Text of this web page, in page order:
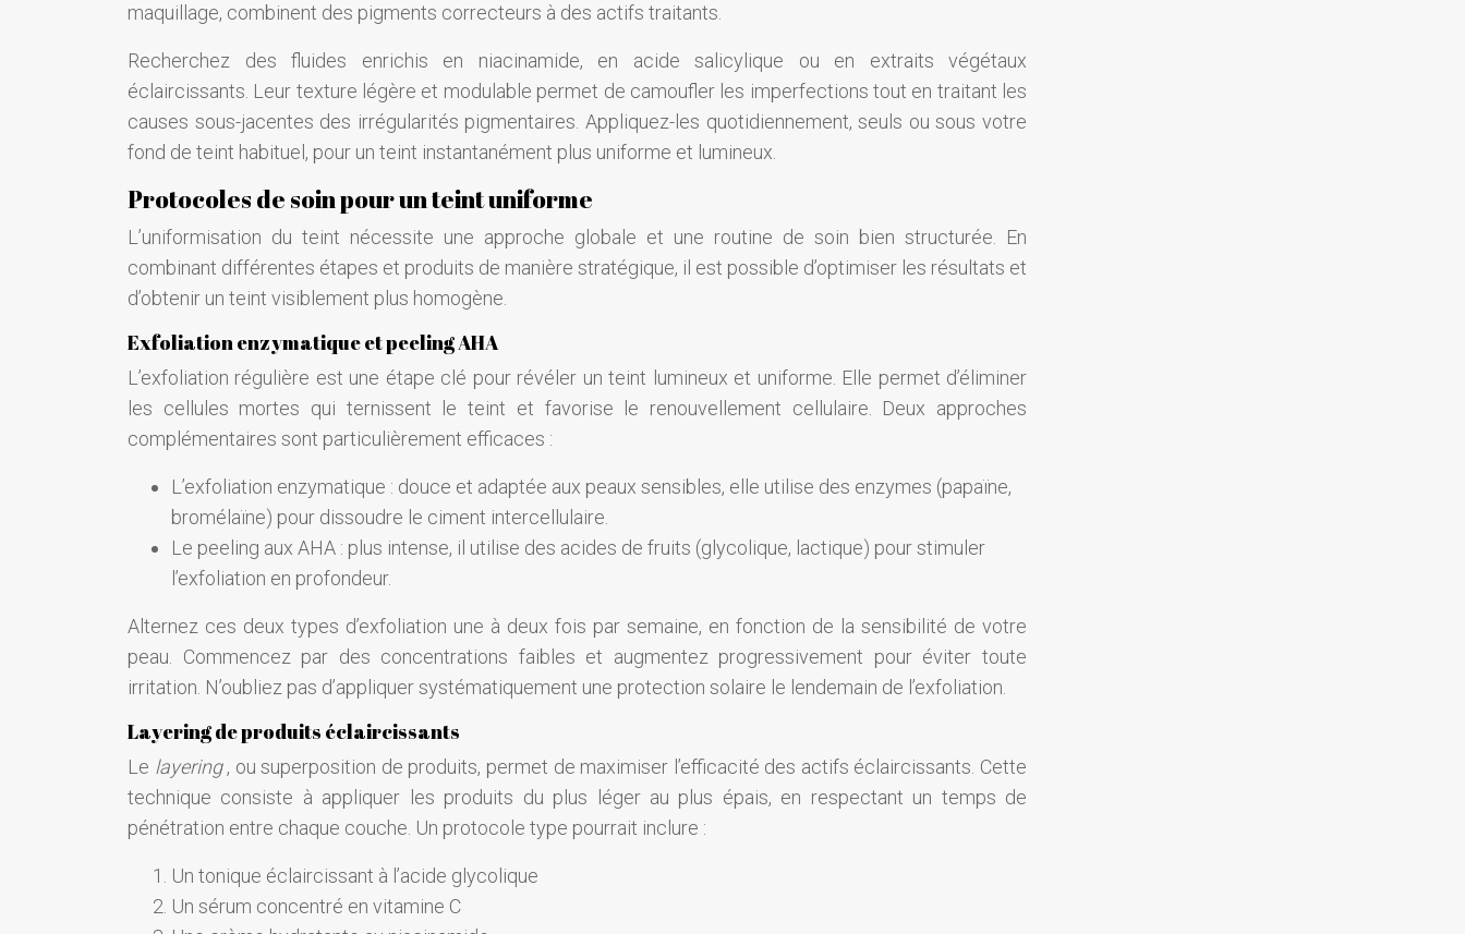
maquillage, combinent des pigments correcteurs à des actifs traitants.
Recherchez des fluides enrichis en niacinamide, en acide salicylique ou en extraits végétaux
éclaircissants. Leur texture légère et modulable permet de camoufler les imperfections tout en traitant les
causes sous-jacentes des irrégularités pigmentaires. Appliquez-les quotidiennement, seuls ou sous votre
fond de teint habituel, pour un teint instantanément plus uniforme et lumineux.
Protocoles de soin pour un teint uniforme
L’uniformisation du teint nécessite une approche globale et une routine de soin bien structurée. En
combinant différentes étapes et produits de manière stratégique, il est possible d’optimiser les résultats et
d’obtenir un teint visiblement plus homogène.
Exfoliation enzymatique et peeling AHA
L’exfoliation régulière est une étape clé pour révéler un teint lumineux et uniforme. Elle permet d’éliminer
les cellules mortes qui ternissent le teint et favorise le renouvellement cellulaire. Deux approches
complémentaires sont particulièrement efficaces :
L’exfoliation enzymatique : douce et adaptée aux peaux sensibles, elle utilise des enzymes (papaïne,
bromélaïne) pour dissoudre le ciment intercellulaire.
Le peeling aux AHA : plus intense, il utilise des acides de fruits (glycolique, lactique) pour stimuler
l’exfoliation en profondeur.
Alternez ces deux types d’exfoliation une à deux fois par semaine, en fonction de la sensibilité de votre
peau. Commencez par des concentrations faibles et augmentez progressivement pour éviter toute
irritation. N’oubliez pas d’appliquer systématiquement une protection solaire le lendemain de l’exfoliation.
Layering de produits éclaircissants
Le layering, ou superposition de produits, permet de maximiser l’efficacité des actifs éclaircissants. Cette
technique consiste à appliquer les produits du plus léger au plus épais, en respectant un temps de
pénétration entre chaque couche. Un protocole type pourrait inclure :
Un tonique éclaircissant à l’acide glycolique
Un sérum concentré en vitamine C